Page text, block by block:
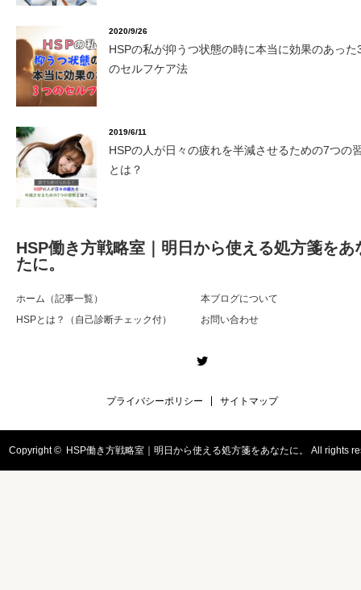
2020/9/26
HSPの私が抑うつ状態の時に本当に効果のあった
のセルフケア法
2019/6/11
HSPの人が日々の疲れを半減させるための7つの
とは？
HSP働き方戦略室｜明日から使える処方箋をあ
たに。
ホーム（記事一覧）
本ブログについて
HSPとは？（自己診断チェック付）
お問い合わせ
プライバシーポリシー サイトマップ
Copyright © HSP働き方戦略室｜明日から使える処方箋をあなたに。 All rights